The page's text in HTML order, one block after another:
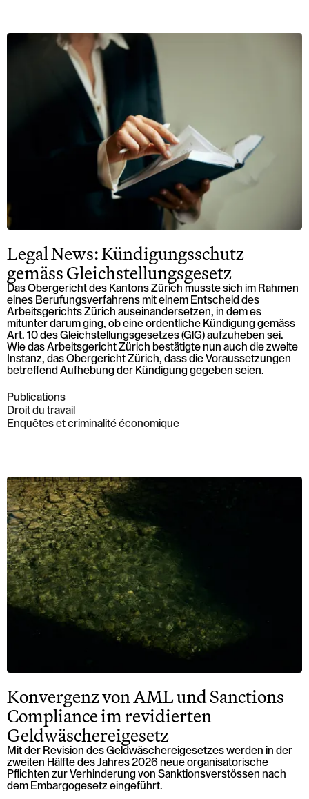
Legal News: Kündigungsschutz
gemäss Gleichstellungsgesetz
Das Obergericht des Kantons Zürich musste sich im Rahmen
eines Berufungsverfahrens mit einem Entscheid des
Arbeitsgerichts Zürich auseinandersetzen, in dem es
mitunter darum ging, ob eine ordentliche Kündigung gemäss
Art. 10 des Gleichstellungsgesetzes (GlG) aufzuheben sei.
Wie das Arbeitsgericht Zürich bestätigte nun auch die zweite
Instanz, das Obergericht Zürich, dass die Voraussetzungen
betreffend Aufhebung der Kündigung gegeben seien.
Publications
Droit du travail
Enquêtes et criminalité économique
Konvergenz von AML und Sanctions
Compliance im revidierten
Geldwäschereigesetz
Mit der Revision des Geldwäschereigesetzes werden in der
zweiten Hälfte des Jahres 2026 neue organisatorische
Pflichten zur Verhinderung von Sanktionsverstössen nach
dem Embargogesetz eingeführt.